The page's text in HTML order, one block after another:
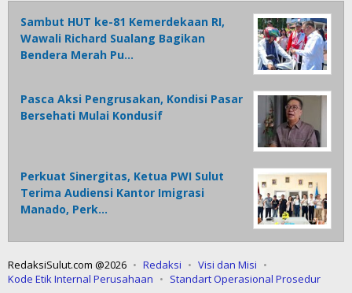
Sambut HUT ke-81 Kemerdekaan RI,
Wawali Richard Sualang Bagikan
Bendera Merah Pu…
Pasca Aksi Pengrusakan, Kondisi Pasar
Bersehati Mulai Kondusif
Perkuat Sinergitas, Ketua PWI Sulut
Terima Audiensi Kantor Imigrasi
Manado, Perk…
RedaksiSulut.com @2026 Redaksi
Visi dan Misi
Kode Etik Internal Perusahaan
Standart Operasional Prosedur